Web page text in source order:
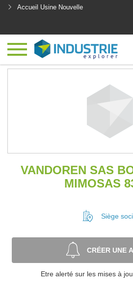
Accueil Usine Nouvelle
VANDOREN SAS
MIMOSAS
Siège
CRÉER UNE
Etre alerté sur les mises à